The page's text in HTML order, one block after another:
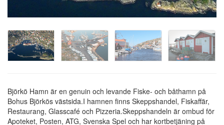
Björkö Hamn är en genuin och levande Fiske- och båthamn på
Bohus Björkös västsida.I hamnen finns Skeppshandel, Fiskaffär,
Restaurang, Glasscafé och Pizzeria.Skeppshandeln är ombud för
Apoteket, Posten, ATG, Svenska Spel och har kortbetjäning på